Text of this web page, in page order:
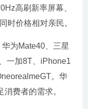
高刷新率屏幕、
时价格相对亲民。
为Mate40、三星
一加8T、iPhone1
。华
费者的需求。